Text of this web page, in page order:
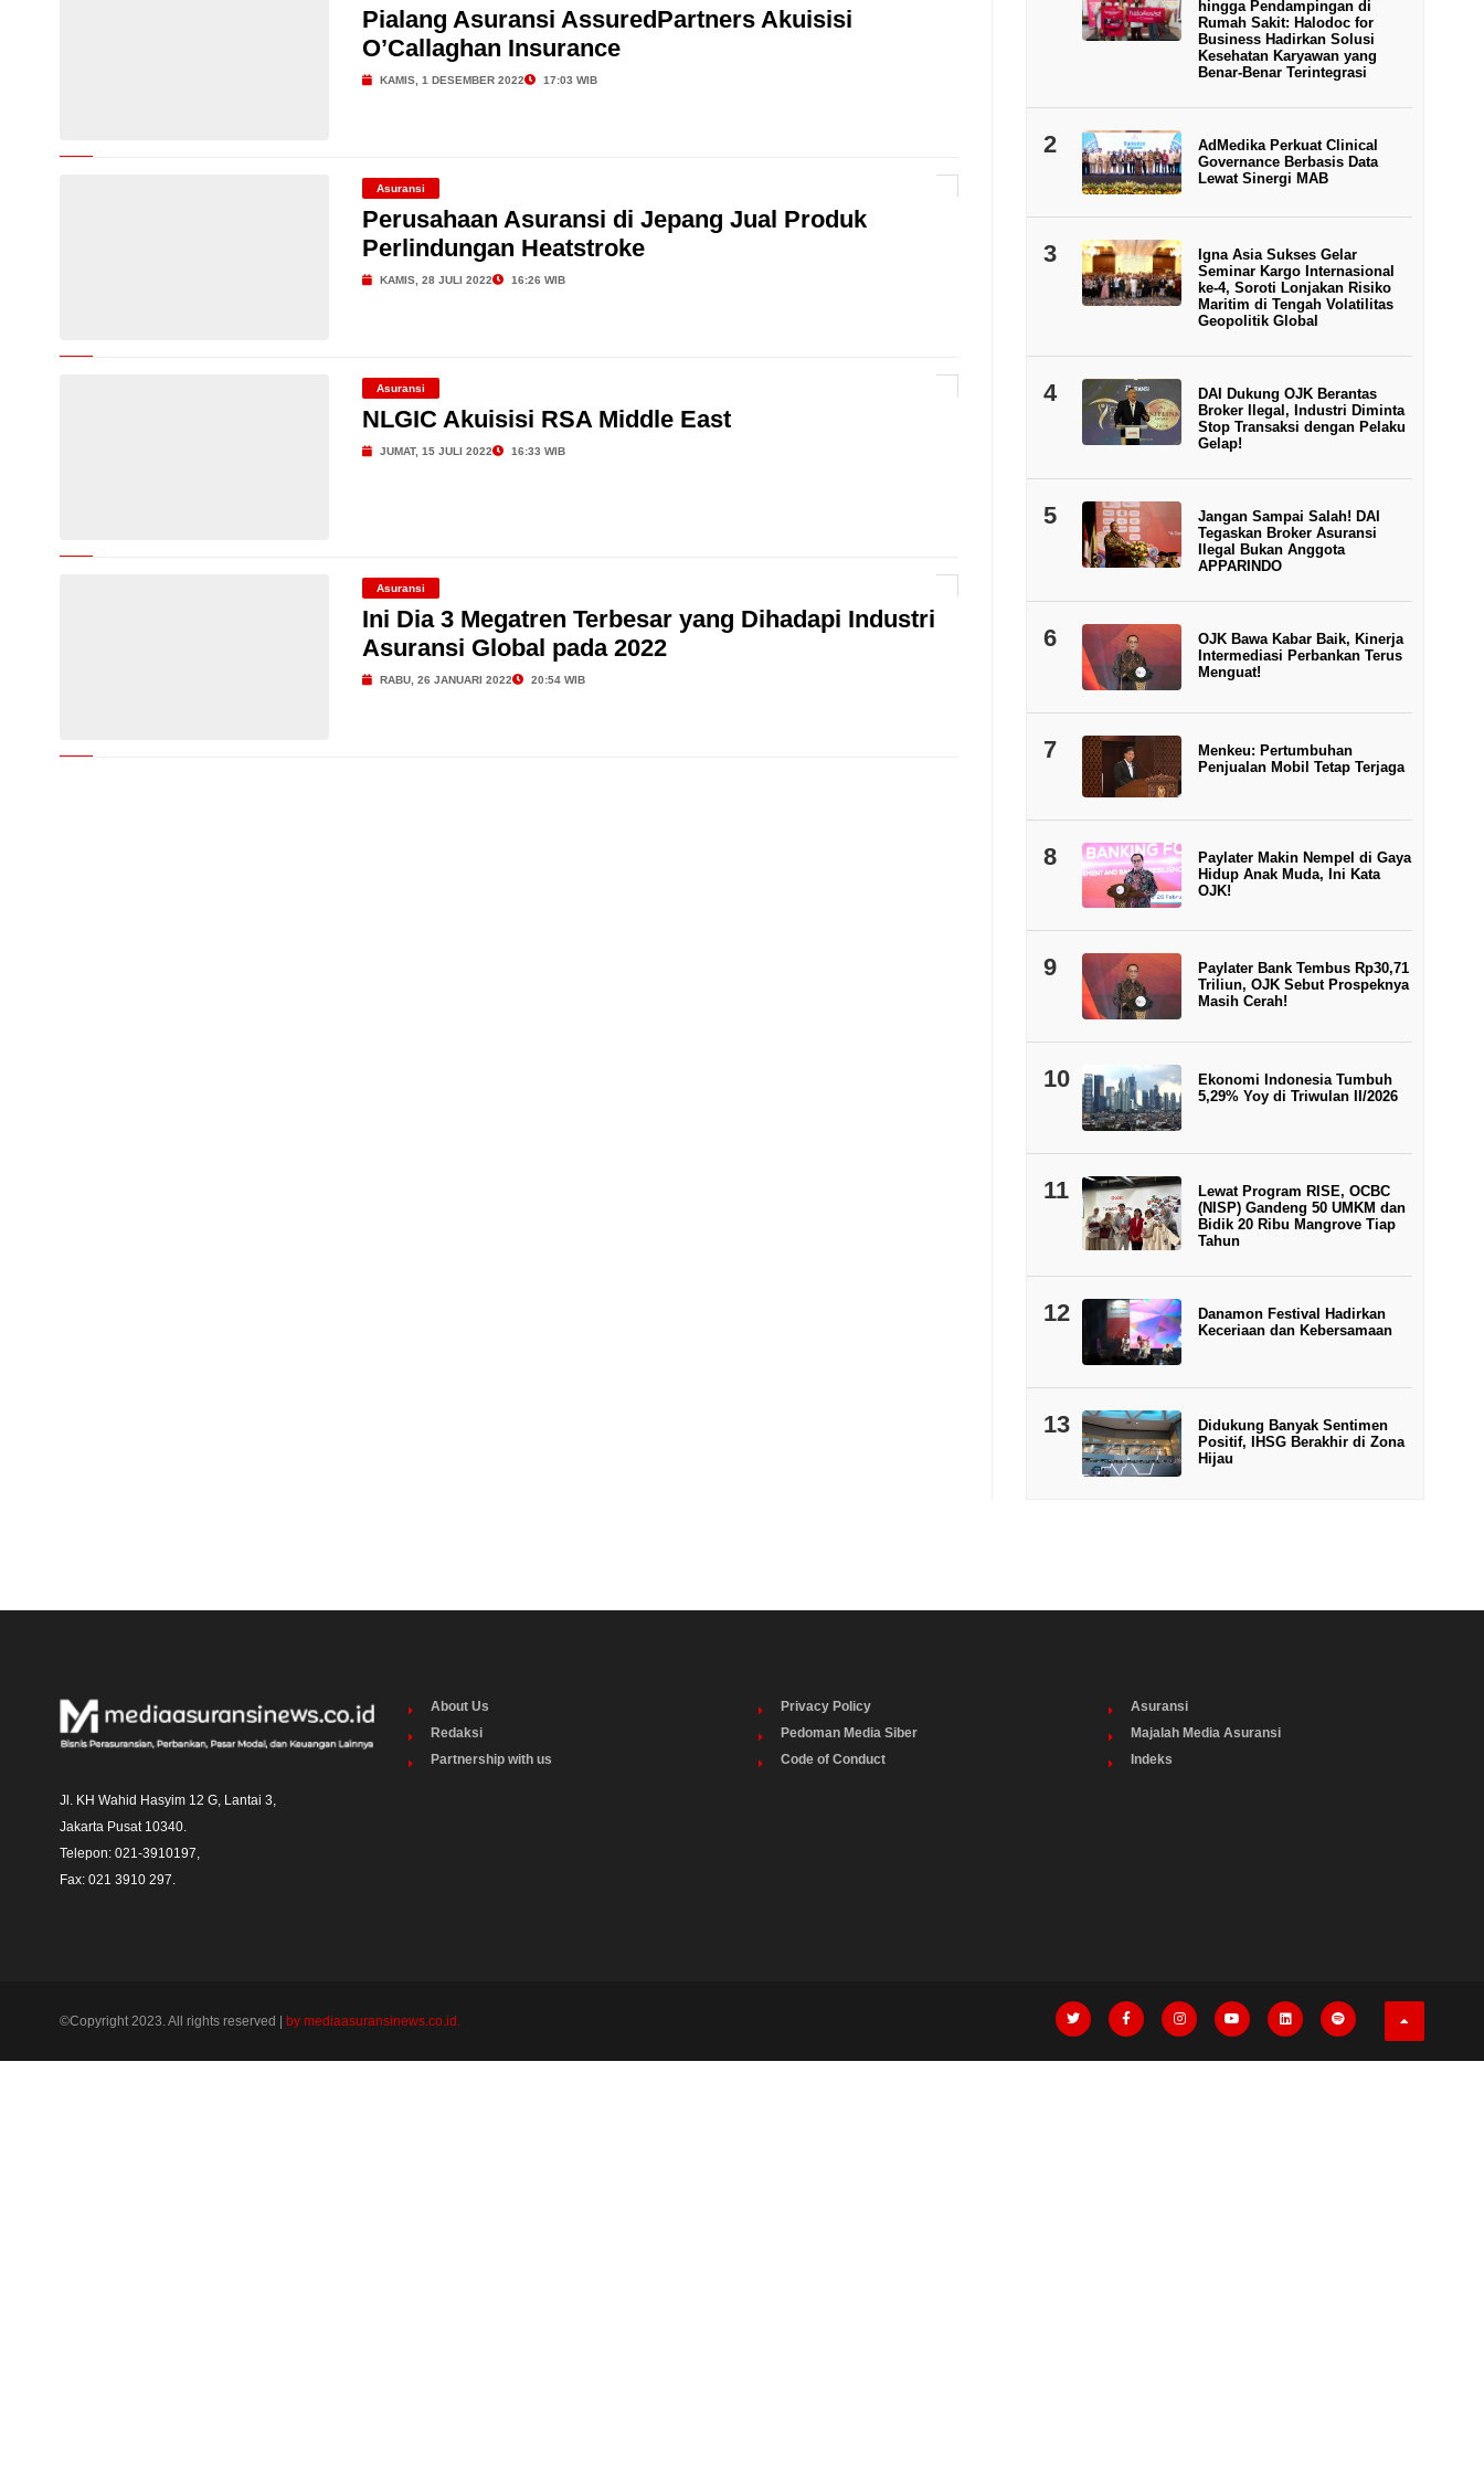
Pialang Asuransi AssuredPartners Akuisisi
O’Callaghan Insurance
KAMIS, 1 DESEMBER 2022 17:03 WIB
Asuransi
Perusahaan Asuransi di Jepang Jual Produk
Perlindungan Heatstroke
KAMIS, 28 JULI 2022 16:26 WIB
Asuransi
NLGIC Akuisisi RSA Middle East
JUMAT, 15 JULI 2022 16:33 WIB
Asuransi
Ini Dia 3 Megatren Terbesar yang Dihadapi Industri
Asuransi Global pada 2022
RABU, 26 JANUARI 2022 20:54 WIB
hingga Pendampingan di
Rumah Sakit: Halodoc for
Business Hadirkan Solusi
Kesehatan Karyawan yang
Benar-Benar Terintegrasi
2
AdMedika Perkuat Clinical
Governance Berbasis Data
Lewat Sinergi MAB
3
Igna Asia Sukses Gelar
Seminar Kargo Internasional
ke-4, Soroti Lonjakan Risiko
Maritim di Tengah Volatilitas
Geopolitik Global
4
DAI Dukung OJK Berantas
Broker Ilegal, Industri Diminta
Stop Transaksi dengan Pelaku
Gelap!
5
Jangan Sampai Salah! DAI
Tegaskan Broker Asuransi
Ilegal Bukan Anggota
APPARINDO
6
OJK Bawa Kabar Baik, Kinerja
Intermediasi Perbankan Terus
Menguat!
7
Menkeu: Pertumbuhan
Penjualan Mobil Tetap Terjaga
8
Paylater Makin Nempel di Gaya
Hidup Anak Muda, Ini Kata
OJK!
9
Paylater Bank Tembus Rp30,71
Triliun, OJK Sebut Prospeknya
Masih Cerah!
10
Ekonomi Indonesia Tumbuh
5,29% Yoy di Triwulan II/2026
11
Lewat Program RISE, OCBC
(NISP) Gandeng 50 UMKM dan
Bidik 20 Ribu Mangrove Tiap
Tahun
12
Danamon Festival Hadirkan
Keceriaan dan Kebersamaan
13
Didukung Banyak Sentimen
Positif, IHSG Berakhir di Zona
Hijau
Jl. KH Wahid Hasyim 12 G, Lantai 3,
Jakarta Pusat 10340.
Telepon: 021-3910197,
Fax: 021 3910 297.
About Us
Redaksi
Partnership with us
Privacy Policy
Pedoman Media Siber
Code of Conduct
Asuransi
Majalah Media Asuransi
Indeks
©Copyright 2023. All rights reserved | by mediaasuransinews.co.id.